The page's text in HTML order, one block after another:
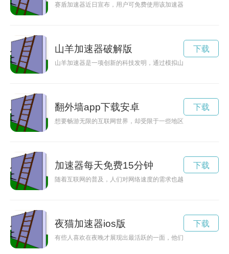
赛盾加速器近日宣布，用户可免费使用该加速器，畅享网络自由
山羊加速器破解版
山羊加速器是一项创新的科技发明，通过模拟山羊脚部的结构
下载
翻外墙app下载安卓
想要畅游无限的互联网世界，却受限于一些地区的网络屏蔽？
下载
加速器每天免费15分钟
随着互联网的普及，人们对网络速度的需求也越来越高。现在
下载
夜猫加速器ios版
有些人喜欢在夜晚才展现出最活跃的一面，他们被称为“夜猫”
下载